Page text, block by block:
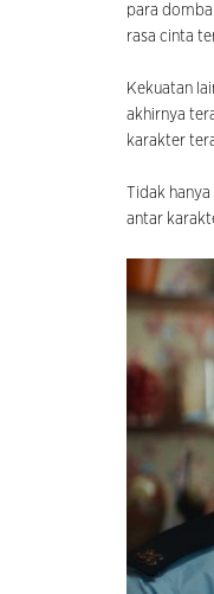
para
rasa cinta
Kekuatan
akhirnya
karakter
Tidak
antar